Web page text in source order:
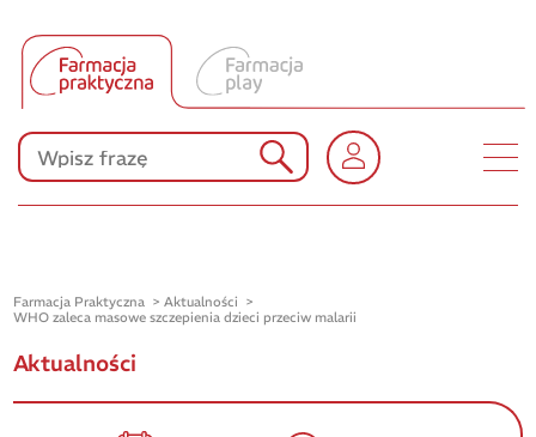
Produkty Polpharmy
KONKURSY
Farmacja Praktyczna
Aktualności
WHO zaleca masowe szczepienia dzieci przeciw malarii
Aktualności